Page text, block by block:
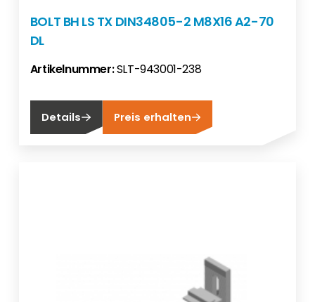
BOLT BH LS TX DIN34805-2 M8X16 A2-70
DL
Artikelnummer:SLT-943001-238
Details Preis erhalten